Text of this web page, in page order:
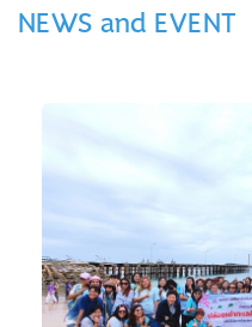
NEWS and EVENT